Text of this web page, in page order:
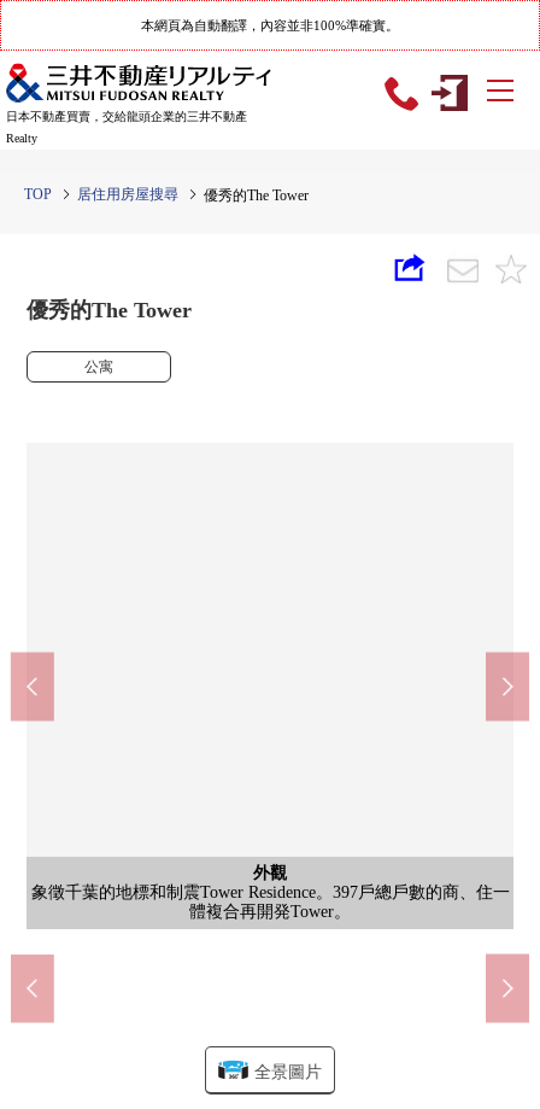
本網頁為自動翻譯，內容並非100%準確實。
日本不動產買賣，交給龍頭企業的三井不動產
Realty
TOP 居住用房屋搜尋 優秀的The Tower
優秀的The Tower
公寓
外觀
象徵千葉的地標和制震Tower Residence。397戶總戶數的商、住一
體複合再開発Tower。
客廳
約31.4張塌塌米LDK(天花板高度約2.8m)
客廳
約31.4張塌塌米LDK(天花板高度約2.8m)
客廳
約31.4張塌塌米LDK(天花板高度約2.8m)
客廳
約31.4張塌塌米LDK(天花板高度約2.8m)
客廳
約31.4張塌塌米LDK(天花板高度約2.8m)
客廳
約31.4張塌塌米LDK(天花板高度約2.8m)
客廳
約31.4張塌塌米LDK(天花板高度約2.8m)
廚房
廚房
廚房
廚房
廚房
廚房
廚房
廚房
廚房
廚房
廚房
廚房
公共汽車
整體衛浴
洗臉
盥洗台
廁所
廁所
西式房間
約5.0張塌塌米西式房間
西式房間
約7.0張塌塌米西式房間
收納
西式房間約7.0張塌塌米WIC
室內
走廊
室內
走廊
收納
步入式鞋櫃
門口
門口
陽台
陽台
陽台
陽台
陽台
陽台
共有部分
在3樓的共用部的圖書
共有部分
[Fitness Room]具有訓練機器，能隨便移動身體的Fitness Room。
共有部分
配備把生活質量提高到的禮賓服務以及Pepper。在大的入口設置沙
發以及桌子，包廂工作小房間。
共有部分
[派對房]愉占據宴會或者生日會廣泛地是開放性的派對房。
全景圖片